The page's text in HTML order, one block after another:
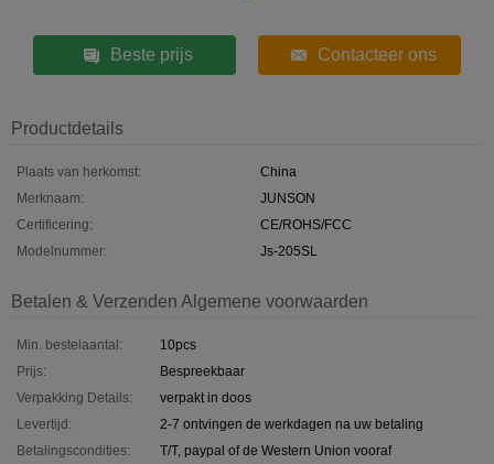
Beste prijs Contacteer ons
Productdetails
Plaats van herkomst:
China
Merknaam:
JUNSON
Certificering:
CE/ROHS/FCC
Modelnummer:
Js-205SL
Betalen & Verzenden Algemene voorwaarden
Min. bestelaantal:
10pcs
Prijs:
Bespreekbaar
Verpakking Details:
verpakt in doos
Levertijd:
2-7 ontvingen de werkdagen na uw betaling
Betalingscondities:
T/T, paypal of de Western Union vooraf